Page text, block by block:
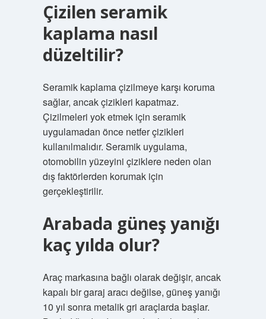
Çizilen seramik
kaplama nasıl
düzeltilir?
Seramik kaplama çizilmeye karşı koruma
sağlar, ancak çizikleri kapatmaz.
Çizilmeleri yok etmek için seramik
uygulamadan önce netfer çizikleri
kullanılmalıdır. Seramik uygulama,
otomobilin yüzeyini çiziklere neden olan
dış faktörlerden korumak için
gerçekleştirilir.
Arabada güneş yanığı
kaç yılda olur?
Araç markasına bağlı olarak değişir, ancak
kapalı bir garaj aracı değilse, güneş yanığı
10 yıl sonra metalik gri araçlarda başlar.